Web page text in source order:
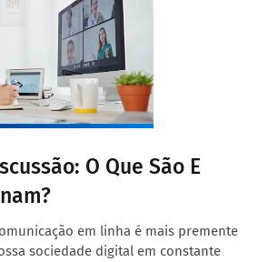
O Que São E
em linha é mais premente
sociedade digital em constante